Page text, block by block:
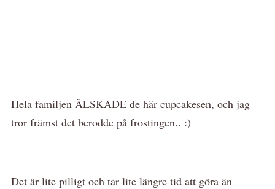
Hela familjen ÄLSKADE de här cupcakesen, och jag
tror främst det berodde på frostingen.. :)
Det är lite pilligt och tar lite längre tid att göra än